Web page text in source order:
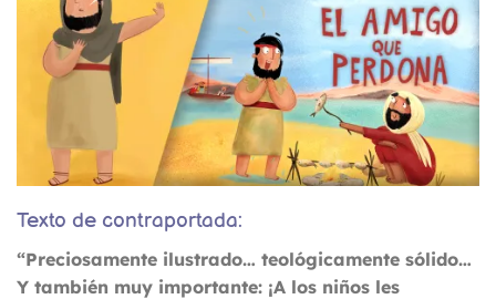
Texto de contraportada:
“Preciosamente ilustrado… teológicamente sólido…
Y también muy importante: ¡A los niños les